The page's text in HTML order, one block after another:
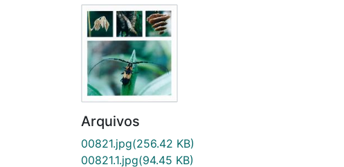
Arquivos
00821.jpg(256.42 KB)
00821.1.jpg(94.45 KB)